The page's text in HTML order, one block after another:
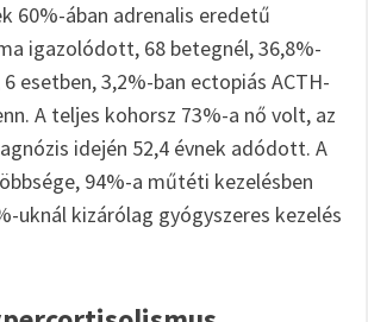
60%-ában adrenalis eredetű
igazolódott, 68 betegnél, 36,8%-
esetben, 3,2%-ban ectopiás ACTH-
A teljes kohorsz 73%-a nő volt, az
idején 52,4 évnek adódott. A
94%-a műtéti kezelésben
uknál kizárólag gyógyszeres kezelés